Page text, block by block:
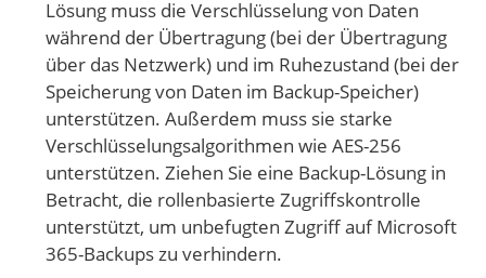
Lösung muss die Verschlüsselung von Daten
während der Übertragung (bei der Übertragung
über das Netzwerk) und im Ruhezustand (bei der
Speicherung von Daten im Backup-Speicher)
unterstützen. Außerdem muss sie starke
Verschlüsselungsalgorithmen wie AES-256
unterstützen. Ziehen Sie eine Backup-Lösung in
Betracht, die rollenbasierte Zugriffskontrolle
unterstützt, um unbefugten Zugriff auf Microsoft
365-Backups zu verhindern.